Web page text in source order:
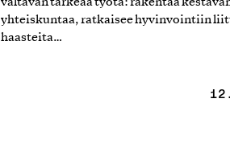
valtavan tärkeää työtä: rakentaa
yhteiskuntaa, ratkaisee hyvinvointiin
haasteita…